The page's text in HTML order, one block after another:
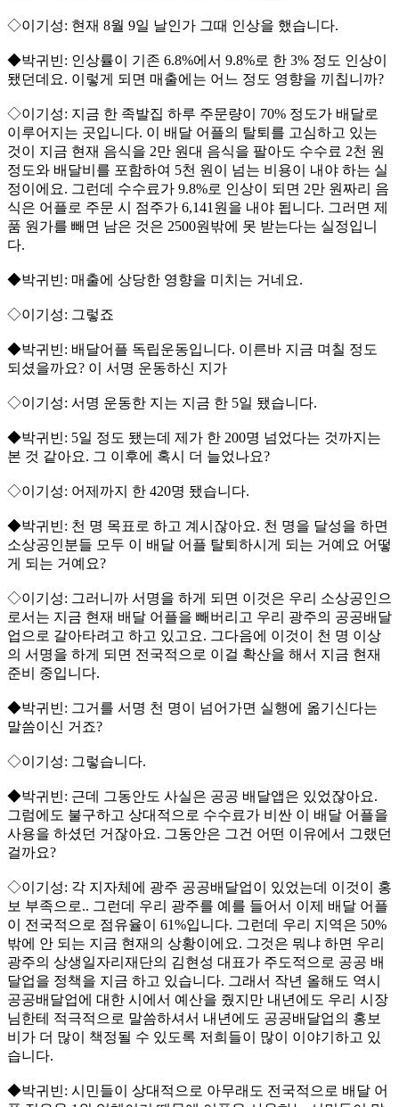
◇이기성: 현재 8월 9일 날인가 그때 인상을 했습니다.
◆박귀빈: 인상률이 기존 6.8%에서 9.8%로 한 3% 정도 인상이
됐던데요. 이렇게 되면 매출에는 어느 정도 영향을 끼칩니까?
◇이기성: 지금 한 족발집 하루 주문량이 70% 정도가 배달로
이루어지는 곳입니다. 이 배달 어플의 탈퇴를 고심하고 있는
것이 지금 현재 음식을 2만 원대 음식을 팔아도 수수료 2천 원
정도와 배달비를 포함하여 5천 원이 넘는 비용이 내야 하는 실
정이에요. 그런데 수수료가 9.8%로 인상이 되면 2만 원짜리 음
식은 어플로 주문 시 점주가 6,141원을 내야 됩니다. 그러면 제
품 원가를 빼면 남은 것은 2500원밖에 못 받는다는 실정입니
다.
◆박귀빈: 매출에 상당한 영향을 미치는 거네요.
◇이기성: 그렇죠
◆박귀빈: 배달어플 독립운동입니다. 이른바 지금 며칠 정도
되셨을까요? 이 서명 운동하신 지가
◇이기성: 서명 운동한 지는 지금 한 5일 됐습니다.
◆박귀빈: 5일 정도 됐는데 제가 한 200명 넘었다는 것까지는
본 것 같아요. 그 이후에 혹시 더 늘었나요?
◇이기성: 어제까지 한 420명 됐습니다.
◆박귀빈: 천 명 목표로 하고 계시잖아요. 천 명을 달성을 하면
소상공인분들 모두 이 배달 어플 탈퇴하시게 되는 거예요 어떻
게 되는 거예요?
◇이기성: 그러니까 서명을 하게 되면 이것은 우리 소상공인으
로서는 지금 현재 배달 어플을 빼버리고 우리 광주의 공공배달
업으로 갈아타려고 하고 있고요. 그다음에 이것이 천 명 이상
의 서명을 하게 되면 전국적으로 이걸 확산을 해서 지금 현재
준비 중입니다.
◆박귀빈: 그거를 서명 천 명이 넘어가면 실행에 옮기신다는
말씀이신 거죠?
◇이기성: 그렇습니다.
◆박귀빈: 근데 그동안도 사실은 공공 배달앱은 있었잖아요.
그럼에도 불구하고 상대적으로 수수료가 비싼 이 배달 어플을
사용을 하셨던 거잖아요. 그동안은 그건 어떤 이유에서 그랬던
걸까요?
◇이기성: 각 지자체에 광주 공공배달업이 있었는데 이것이 홍
보 부족으로.. 그런데 우리 광주를 예를 들어서 이제 배달 어플
이 전국적으로 점유율이 61%입니다. 그런데 우리 지역은 50%
밖에 안 되는 지금 현재의 상황이에요. 그것은 뭐냐 하면 우리
광주의 상생일자리재단의 김현성 대표가 주도적으로 공공 배
달업을 정책을 지금 하고 있습니다. 그래서 작년 올해도 역시
공공배달업에 대한 시에서 예산을 줬지만 내년에도 우리 시장
님한테 적극적으로 말씀하셔서 내년에도 공공배달업의 홍보
비가 더 많이 책정될 수 있도록 저희들이 많이 이야기하고 있
습니다.
◆박귀빈: 시민들이 상대적으로 아무래도 전국적으로 배달 어